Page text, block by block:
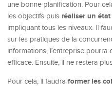
une bonne planification. Pour
les objectifs puis réaliser un
impliquant tous les niveaux. Il
sur les pratiques de la
informations, l’entreprise
efficace. Ensuite, il ne restera
Pour cela, il faudra former les